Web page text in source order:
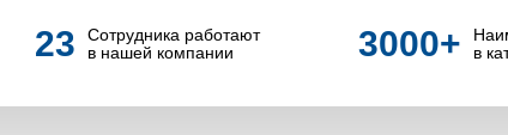
23
Сотрудника работают
в нашей компании
3000+
в